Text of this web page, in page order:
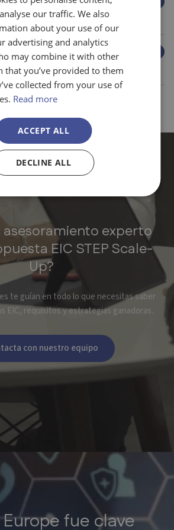
para solicitar el
asesoramiento experto
EIC STEP Scale-
Up?
te guían en todo lo que necesitas saber
EIC, requisitos y estrategias ganadoras.
con nuestro equipo
fue clave
our traffic. We also
about your use of our
advertising and analytics
may combine it with other
that you’ve provided to them
collected from your use of
Read more
ACCEPT ALL
DECLINE ALL